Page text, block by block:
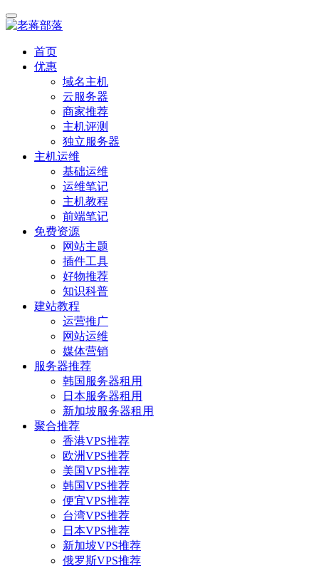
首页
优惠
域名主机
云服务器
商家推荐
主机评测
独立服务器
主机运维
基础运维
运维笔记
主机教程
前端笔记
免费资源
网站主题
插件工具
好物推荐
知识科普
建站教程
运营推广
网站运维
媒体营销
服务器推荐
韩国服务器租用
日本服务器租用
新加坡服务器租用
聚合推荐
香港VPS推荐
欧洲VPS推荐
美国VPS推荐
韩国VPS推荐
便宜VPS推荐
台湾VPS推荐
日本VPS推荐
新加坡VPS推荐
俄罗斯VPS推荐